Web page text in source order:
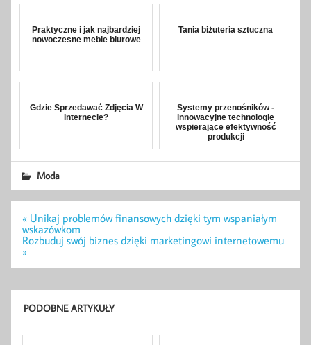
Praktyczne i jak najbardziej
nowoczesne meble biurowe
Tania biżuteria sztuczna
Gdzie Sprzedawać Zdjęcia W
Internecie?
Systemy przenośników -
innowacyjne technologie
wspierające efektywność
produkcji
Moda
Nawigacja
wpisu
« Unikaj problemów finansowych dzięki tym wspaniałym
wskazówkom
Rozbuduj swój biznes dzięki marketingowi internetowemu
»
PODOBNE ARTYKUŁY